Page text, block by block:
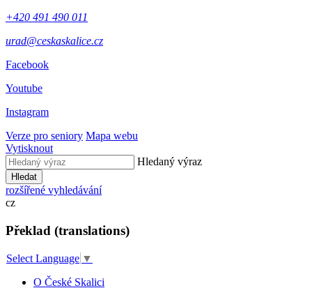
+420 491 490 011
urad@ceskaskalice.cz
Facebook
Youtube
Instagram
Verze pro seniory Mapa webu
Vytisknout
Hledaný výraz
Hledat
rozšířené vyhledávání
cz
Překlad (translations)
Select Language ▼
O České Skalici